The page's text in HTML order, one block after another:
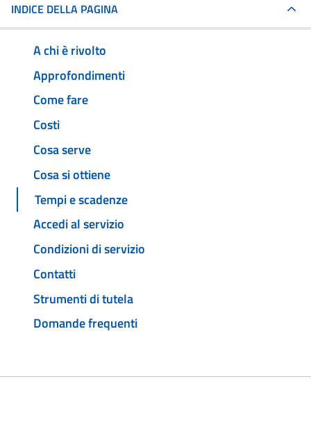
INDICE DELLA PAGINA
A chi è rivolto
Approfondimenti
Come fare
Costi
Cosa serve
Cosa si ottiene
Tempi e scadenze
Accedi al servizio
Condizioni di servizio
Contatti
Strumenti di tutela
Domande frequenti